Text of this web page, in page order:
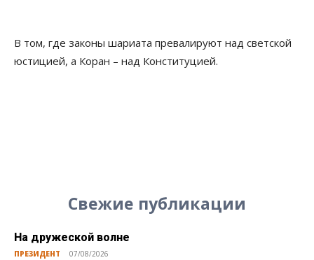
В том, где законы шариата превалируют над светской
юстицией, а Коран – над Конституцией.
Свежие публикации
На дружеской волне
ПРЕЗИДЕНТ 07/08/2026